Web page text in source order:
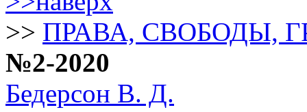
>> ПРАВА, СВОБОДЫ,
№2-2020
Бедерсон В. Д.